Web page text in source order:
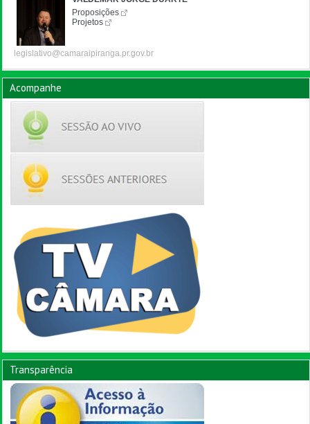
Proposições
Projetos
legislativo@camaraipiranga.pr.gov.br
Acompanhe
Transparência